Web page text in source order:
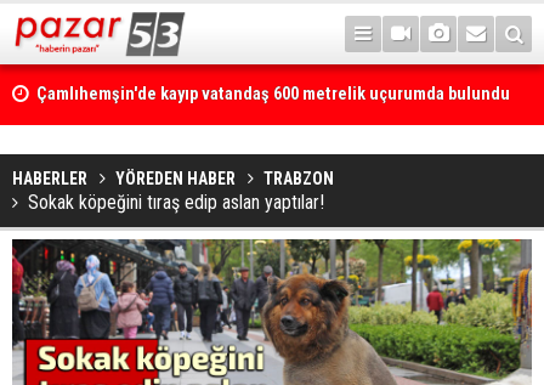
Çamlıhemşin'de kayıp vatandaş 600 metrelik uçurumda bulundu
HABERLER YÖREDEN HABER TRABZON
Sokak köpeğini tıraş edip aslan yaptılar!